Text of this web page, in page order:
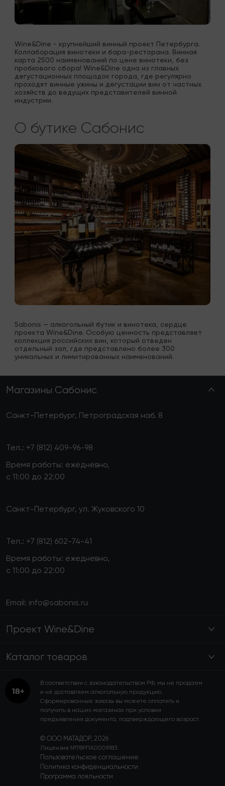
Wine&Dine - крупнейший винный проект Петербурга.
Коллаборация винотеки и бара-ресторана. Винная
карта 2500 наименований по цене винотеки, без
пробкового сбора! Wine&Dine одна из главных
дегустационных площадок города, где регулярно
проходят винные ужины и дегустации вин от частных
хозяйств до ведущих представителей винной
индустрии.
О бутике Сабонис
Sabonis — алкогольный бутик и винотека, сердце
проекта Wine&Dine. Особую ценность представляет
коллекция российских вин, который отведен
отдельный зал, где представлено более 300
уникальных и лимитированных наименований.
Магазины Сабонис
Санкт-Петербург, Петроградская наб. 8
Тел.: +7 (812) 409-96-98
Время работы: ежедневно,
с 11:00 до 22:00
Санкт-Петербург, ул. Жуковского 10
Тел.: +7 (812) 602-74-41
Время работы: ежедневно,
с 11:00 до 22:00
Email: info@sabonis.ru
Проект Wine&Dine
Каталог товаров
© ООО МАТАДОР, 2026
Лицензия №78РПА0009183.
Пользовательское соглашение
Политика конфиденциальности
Программа лояльности
В соответствии с законодательством РФ, мы не продаем
и не доставляем алкогольную продукцию.
Сформированные заказы вы можете оплатить и
получить в наших магазинах при условии
предъявления документа, подтверждающего возраст.